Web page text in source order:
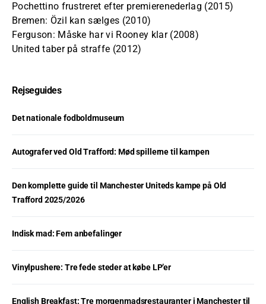
Pochettino frustreret efter premierenederlag (2015)
Bremen: Özil kan sælges (2010)
Ferguson: Måske har vi Rooney klar (2008)
United taber på straffe (2012)
Rejseguides
Det nationale fodboldmuseum
Autografer ved Old Trafford: Mød spillerne til kampen
Den komplette guide til Manchester Uniteds kampe på Old
Trafford 2025/2026
Indisk mad: Fem anbefalinger
Vinylpushere: Tre fede steder at købe LP’er
English Breakfast: Tre morgenmadsrestauranter i Manchester til